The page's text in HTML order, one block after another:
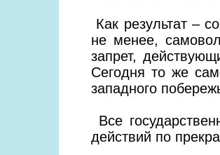
Как результат –
не менее,
запрет,
Сегодня то же
западного
Все
действий по